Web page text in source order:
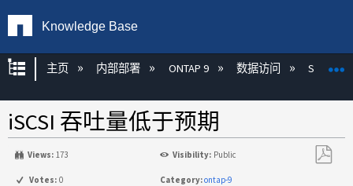
Knowledge Base
扩展/隐缩全局层次
主页 内部部署 ONTAP 9 数据访问 SAN
iSCSI 吞吐量低于预期
Views: 173 Visibility: Public
Votes: 0 Category:ontap-9